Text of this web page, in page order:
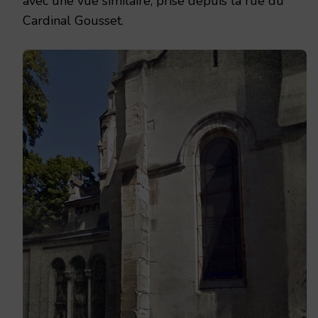
Cardinal Gousset.